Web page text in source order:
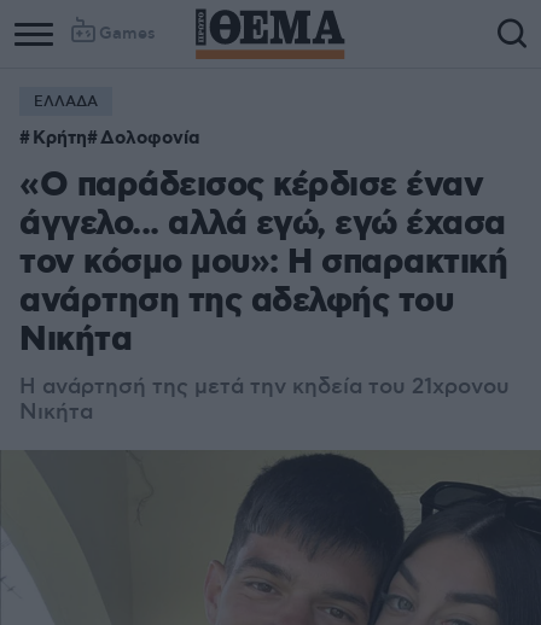
Games
ΕΛΛΑΔΑ
Κρήτη Δολοφονία
«Ο παράδεισος κέρδισε έναν
άγγελο... αλλά εγώ, εγώ έχασα
τον κόσμο μου»: Η σπαρακτική
ανάρτηση της αδελφής του
Νικήτα
Η ανάρτησή της μετά την κηδεία του 21χρονου
Νικήτα